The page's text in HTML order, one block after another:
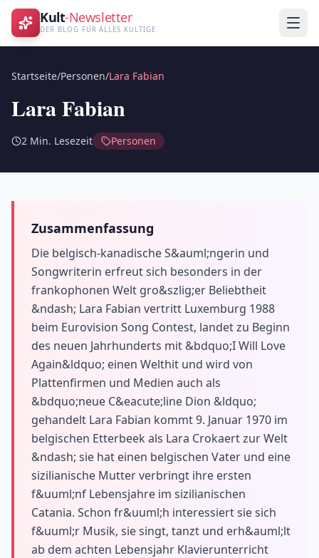
Kult-Newsletter
DER BLOG FÜR ALLES KULTIGE
Startseite/Personen/Lara Fabian
Lara Fabian
2 Min. Lesezeit Personen
Zusammenfassung
Die belgisch-kanadische S&auml;ngerin und
Songwriterin erfreut sich besonders in der
frankophonen Welt gro&szlig;er Beliebtheit
&ndash; Lara Fabian vertritt Luxemburg 1988
beim Eurovision Song Contest, landet zu Beginn
des neuen Jahrhunderts mit &bdquo;I Will Love
Again&ldquo; einen Welthit und wird von
Plattenfirmen und Medien auch als
&bdquo;neue C&eacute;line Dion &ldquo;
gehandelt Lara Fabian kommt 9. Januar 1970 im
belgischen Etterbeek als Lara Crokaert zur Welt
&ndash; sie hat einen belgischen Vater und eine
sizilianische Mutter verbringt ihre ersten
f&uuml;nf Lebensjahre im sizilianischen
Catania. Schon fr&uuml;h interessiert sie sich
f&uuml;r Musik, sie singt, tanzt und erh&auml;lt
ab dem achten Lebensjahr Klavierunterricht